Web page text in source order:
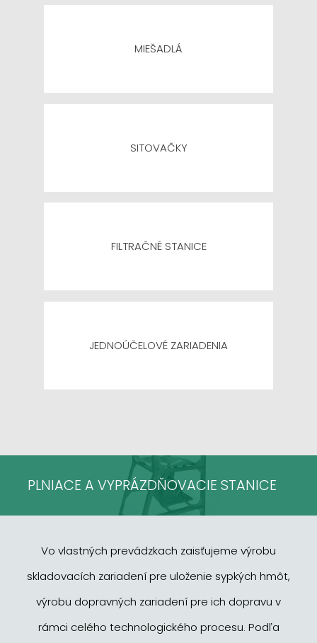
MIEŠADLÁ
SITOVAČKY
FILTRAČNÉ STANICE
JEDNOÚČELOVÉ ZARIADENIA
PLNIACE A VYPRÁZDŇOVACIE STANICE
Vo vlastných prevádzkach zaisťujeme výrobu
skladovacích zariadení pre uloženie sypkých hmôt,
výrobu dopravných zariadení pre ich dopravu v
rámci celého technologického procesu. Podľa